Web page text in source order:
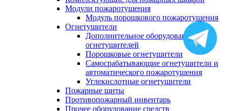
Модули пожаротушения
Модуль порошкового пожаротушения
Огнетушители
Дополнительное оборудование для
огнетушителей
Порошковые огнетушители
Самосрабатывающие огнетушители и
автоматического пожаротушения
Углекислотные огнетушители
Пожарные щиты
Противопожарный инвентарь
Прочее оборудование средств